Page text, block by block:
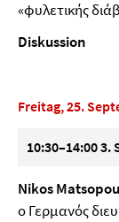
«φυλετικής
Diskussion
Freitag, 25.
10:30–14:00
Nikos
ο Γερμανός